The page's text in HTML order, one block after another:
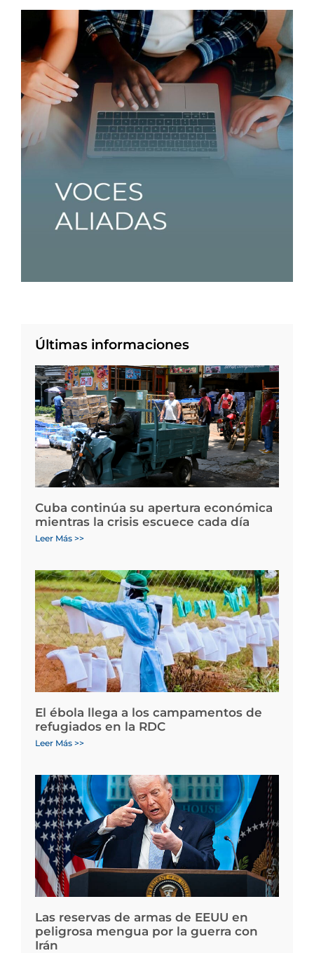
Últimas informaciones
Cuba continúa su apertura económica
mientras la crisis escuece cada día
Leer Más >>
El ébola llega a los campamentos de
refugiados en la RDC
Leer Más >>
Las reservas de armas de EEUU en
peligrosa mengua por la guerra con
Irán